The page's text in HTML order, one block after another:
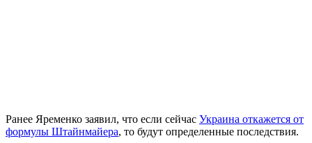
Ранее Яременко заявил, что если сейчас Украина откажется от
формулы Штайнмайера, то будут определенные последствия.